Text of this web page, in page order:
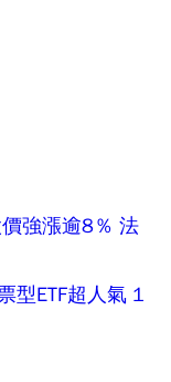
強漲逾8％ 法
型ETF超人氣 1